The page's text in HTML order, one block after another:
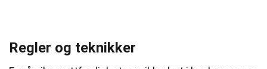
Regler og teknikker